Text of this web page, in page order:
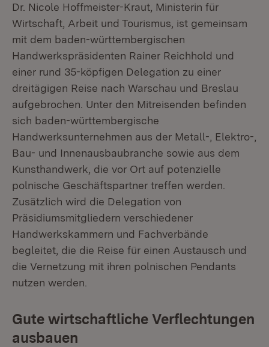
Dr. Nicole Hoffmeister-Kraut, Ministerin für
Wirtschaft, Arbeit und Tourismus, ist gemeinsam
mit dem baden-württembergischen
Handwerkspräsidenten Rainer Reichhold und
einer rund 35-köpfigen Delegation zu einer
dreitägigen Reise nach Warschau und Breslau
aufgebrochen. Unter den Mitreisenden befinden
sich baden-württembergische
Handwerksunternehmen aus der Metall-, Elektro-,
Bau- und Innenausbaubranche sowie aus dem
Kunsthandwerk, die vor Ort auf potenzielle
polnische Geschäftspartner treffen werden.
Zusätzlich wird die Delegation von
Präsidiumsmitgliedern verschiedener
Handwerkskammern und Fachverbände
begleitet, die die Reise für einen Austausch und
die Vernetzung mit ihren polnischen Pendants
nutzen werden.
Gute wirtschaftliche Verflechtungen
ausbauen